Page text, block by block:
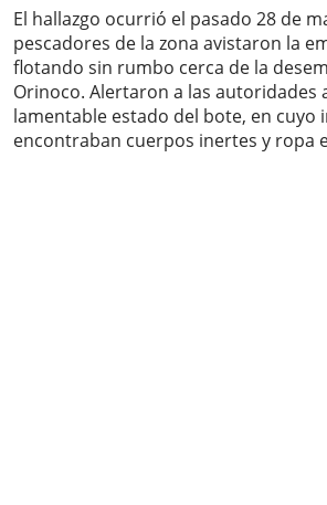
El hallazgo ocurrió el pasado 28 de
pescadores de la zona avistaron la
flotando sin rumbo cerca de la
Orinoco. Alertaron a las autoridades
lamentable estado del bote, en cuyo
encontraban cuerpos inertes y ropa